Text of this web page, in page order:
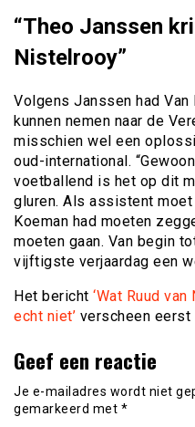
“Theo Janssen
Nistelrooy”
Volgens Janssen had
kunnen nemen naar de
misschien wel een
oud-international.
voetballend is het op dit
gluren. Als assistent
Koeman had moeten
moeten gaan. Van begin
vijftigste verjaardag een
Het bericht ‘Wat Ruud
echt niet’ verscheen eerst
Geef een reactie
Je e-mailadres wordt niet
gemarkeerd met *